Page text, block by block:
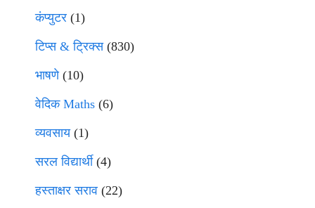
कंप्युटर (1)
टिप्स & ट्रिक्स(830)
भाषणे(10)
वेदिक Maths (6)
व्यवसाय(1)
सरल विद्यार्थी(4)
हस्ताक्षर सराव (22)